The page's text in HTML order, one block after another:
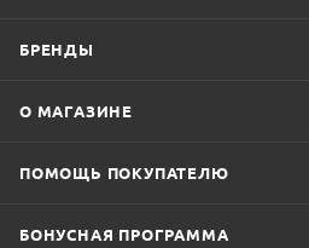
БРЕНДЫ
О МАГАЗИНЕ
ПОМОЩЬ ПОКУПАТЕЛЮ
БОНУСНАЯ ПРОГРАММА